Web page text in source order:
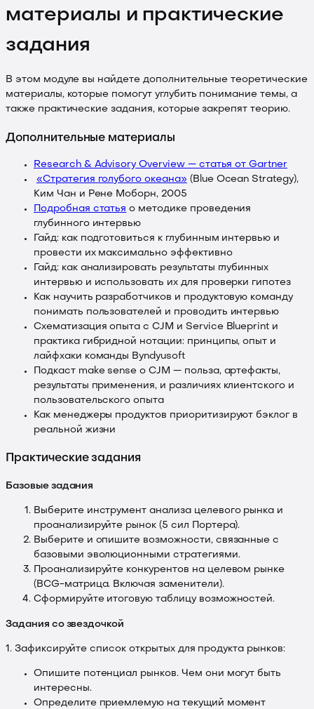
материалы и практические
задания
В этом модуле вы найдете дополнительные теоретические
материалы, которые помогут углубить понимание темы, а
также практические задания, которые закрепят теорию.
Дополнительные материалы
Research & Advisory Overview — статья от Gartner
«Стратегия голубого океана» (Blue Ocean Strategy),
Ким Чан и Рене Моборн, 2005
Подробная статья о методике проведения
глубинного интервью
Гайд: как подготовиться к глубинным интервью и
провести их максимально эффективно
Гайд: как анализировать результаты глубинных
интервью и использовать их для проверки гипотез
Как научить разработчиков и продуктовую команду
понимать пользователей и проводить интервью
Схематизация опыта с CJM и Service Blueprint и
практика гибридной нотации: принципы, опыт и
лайфхаки команды Byndyusoft
Подкаст make sense о CJM — польза, артефакты,
результаты применения, и различиях клиентского и
пользовательского опыта
Как менеджеры продуктов приоритизируют бэклог в
реальной жизни
Практические задания
Базовые задания
Выберите инструмент анализа целевого рынка и
проанализируйте рынок (5 сил Портера).
Выберите и опишите возможности, связанные с
базовыми эволюционными стратегиями.
Проанализируйте конкурентов на целевом рынке
(BCG-матрица. Включая заменители).
Сформируйте итоговую таблицу возможностей.
Задания со звездочкой
1. Зафиксируйте список открытых для продукта рынков:
Опишите потенциал рынков. Чем они могут быть
интересны.
Определите приемлемую на текущий момент